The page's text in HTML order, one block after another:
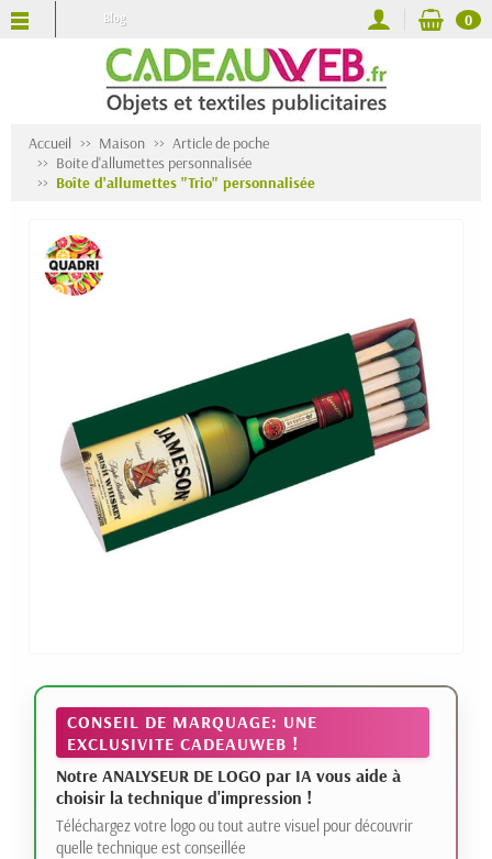
Blog 0
Accueil Maison
Article de poche
Boite d'allumettes personnalisée
Boîte d'allumettes "Trio" personnalisée
CONSEIL DE MARQUAGE: UNE
EXCLUSIVITE CADEAUWEB !
Notre ANALYSEUR DE LOGO par IA vous aide à
choisir la technique d'impression !
Téléchargez votre logo ou tout autre visuel pour découvrir
quelle technique est conseillée